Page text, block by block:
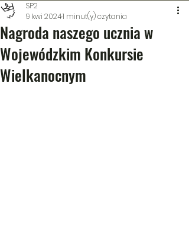
Nagroda naszego ucznia w
Wojewódzkim Konkursie
Wielkanocnym
SP2
9 kwi 20241 minut(y) czytania